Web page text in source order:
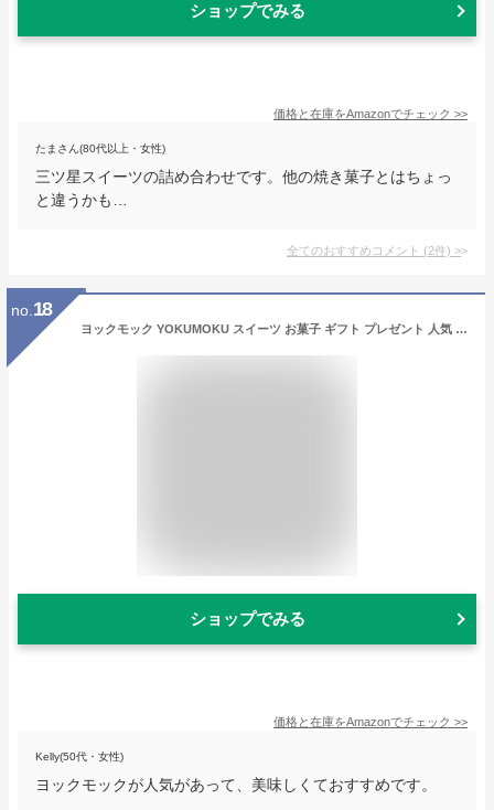
ショップでみる
価格と在庫をAmazonでチェック >>
たまさん(80代以上・女性)
三ツ星スイーツの詰め合わせです。他の焼き菓子とはちょっ
と違うかも…
全てのおすすめコメント (2件) >
no. 18
ヨックモック YOKUMOKU スイーツ お菓子 ギフト プレゼント 人気 洋菓子 詰め合わせ 個包装 サンク デリス 40個入り
ショップでみる
価格と在庫をAmazonでチェック >>
Kelly(50代・女性)
ヨックモックが人気があって、美味しくておすすめです。